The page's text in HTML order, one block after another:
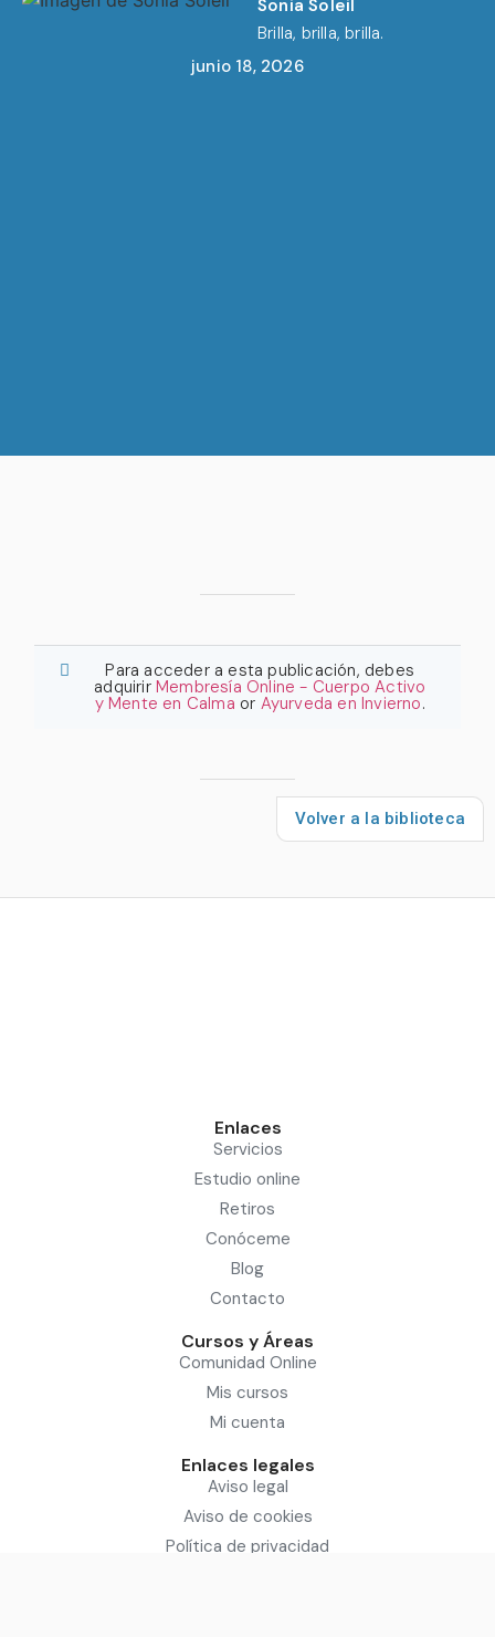
junio 18, 2026
Sonia Soleil
Brilla, brilla, brilla.
Para acceder a esta publicación, debes
adquirir Membresía Online - Cuerpo Activo
y Mente en Calma or Ayurveda en Invierno.
Volver a la biblioteca
Enlaces
Servicios
Estudio online
Retiros
Conóceme
Blog
Contacto
Cursos y Áreas
Comunidad Online
Mis cursos
Mi cuenta
Enlaces legales
Aviso legal
Aviso de cookies
Política de privacidad